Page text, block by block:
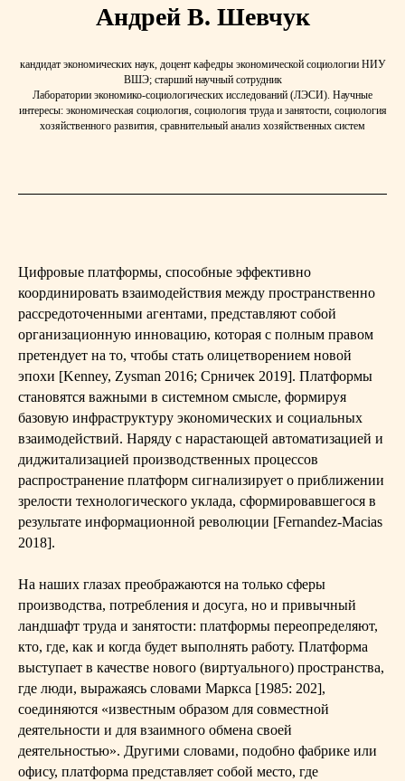
Андрей В. Шевчук
кандидат экономических наук, доцент кафедры экономической социологии НИУ
ВШЭ; старший научный сотрудник
Лаборатории экономико-социологических исследований (ЛЭСИ). Научные
интересы: экономическая социология, социология труда и занятости, социология
хозяйственного развития, сравнительный анализ хозяйственных систем
Цифровые платформы, способные эффективно
координировать взаимодействия между пространственно
рассредоточенными агентами, представляют собой
организационную инновацию, которая с полным правом
претендует на то, чтобы стать олицетворением новой
эпохи [Kenney, Zysman 2016; Срничек 2019]. Платформы
становятся важными в системном смысле, формируя
базовую инфраструктуру экономических и социальных
взаимодействий. Наряду с нарастающей автоматизацией и
диджитализацией производственных процессов
распространение платформ сигнализирует о приближении
зрелости технологического уклада, сформировавшегося в
результате информационной революции [Fernandez-Macias
2018].
На наших глазах преображаются на только сферы
производства, потребления и досуга, но и привычный
ландшафт труда и занятости: платформы переопределяют,
кто, где, как и когда будет выполнять работу. Платформа
выступает в качестве нового (виртуального) пространства,
где люди, выражаясь словами Маркса [1985: 202],
соединяются «известным образом для совместной
деятельности и для взаимного обмена своей
деятельностью». Другими словами, подобно фабрике или
офису, платформа представляет собой место, где